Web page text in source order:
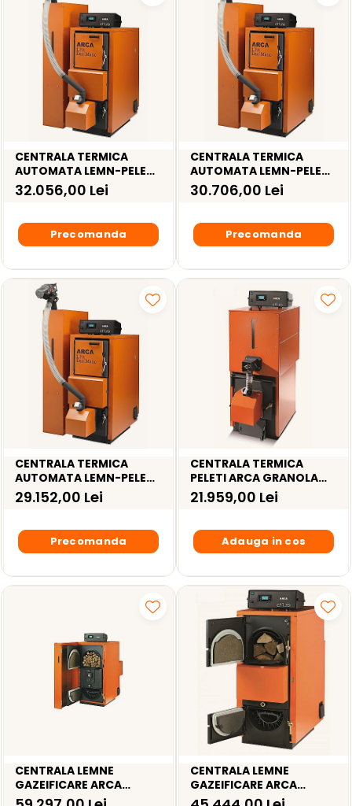
CENTRALA TERMICA
AUTOMATA LEMN-PELETI
ARCA LPA DUO MATIC 45R
– 45KW
32.056,00 Lei
Precomanda
CENTRALA TERMICA
AUTOMATA LEMN-PELETI
ARCA LPA DUO MATIC
29RI INOX – 30KW
30.706,00 Lei
Precomanda
CENTRALA TERMICA
AUTOMATA LEMN-PELETI
ARCA LPA DUO MATIC 29R
– 30KW
29.152,00 Lei
Precomanda
CENTRALA TERMICA
PELETI ARCA GRANOLA
AUTOMATICA 30R –
30KW
21.959,00 Lei
Adauga in cos
CENTRALA LEMNE
GAZEIFICARE ARCA
REGOVENT 120R – 145KW
CENTRALA LEMNE
GAZEIFICARE ARCA
ASPIRO 90RI INOX –